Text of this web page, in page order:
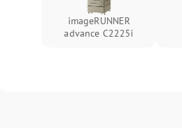
imageRUNNER
advance C2225i